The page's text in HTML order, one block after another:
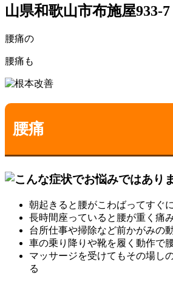
山県和歌山市布施屋933-7
腰痛の
腰痛 も
腰痛
朝起きると腰がこわばってすぐ
長時間座っていると腰が重く痛
台所仕事や掃除など前かがみの
車の乗り降りや靴を履く動作で
マッサージを受けてもその場し
る